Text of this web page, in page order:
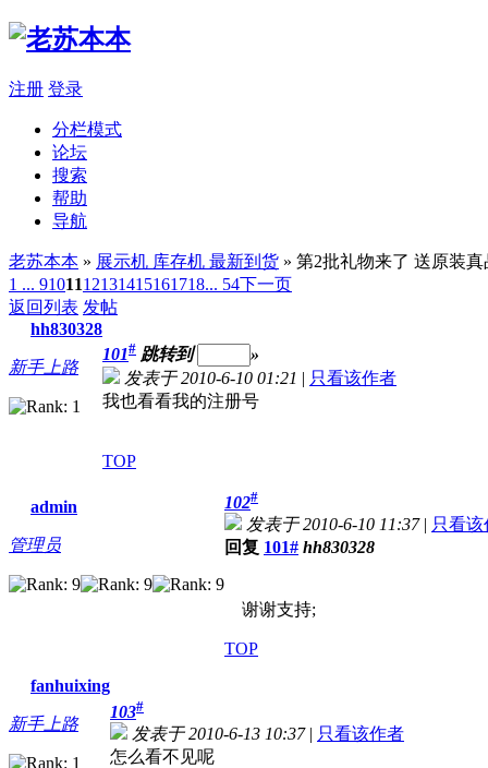
注册 登录
分栏模式
论坛
搜索
帮助
导航
老苏本本 » 展示机 库存机 最新到货 » 第2批礼物来了 送原装
1 ... 9101112131415161718... 54下一页
返回列表 发帖
hh830328
新手上路
101# 跳转到
»
发表于 2010-6-10 01:21 | 只看该作者
我也看看我的注册号
TOP
admin
管理员
102#
发表于 2010-6-10 11:37| 只看该
回复 101# hh830328
谢谢支持;
TOP
fanhuixing
新手上路
103#
发表于 2010-6-13 10:37| 只看该作者
怎么看不见呢